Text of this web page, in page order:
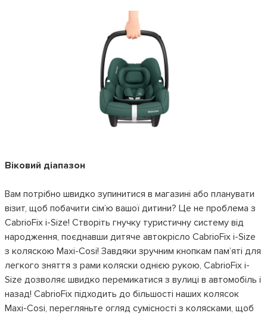
Віковий діапазон
Вам потрібно швидко зупинитися в магазині або планувати
візит, щоб побачити сім’ю вашої дитини? Це не проблема з
CabrioFix i-Size! Створіть гнучку туристичну систему від
народження, поєднавши дитяче автокрісло CabrioFix i-Size
з коляскою Maxi-Cosi! Завдяки зручним кнопкам пам’яті для
легкого зняття з рами коляски однією рукою, CabrioFix i-
Size дозволяє швидко перемикатися з вулиці в автомобіль і
назад! CabrioFix підходить до більшості наших колясок
Maxi-Cosi, перегляньте огляд сумісності з колясками, щоб